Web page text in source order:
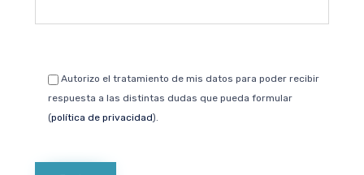
Autorizo el tratamiento de mis datos para poder recibir
respuesta a las distintas dudas que pueda formular
(política de privacidad).